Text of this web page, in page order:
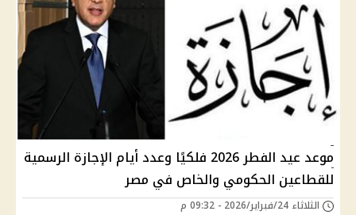
موعد عيد الفطر 2026 فلكيًا وعدد أيام الإجازة الرسمية
للقطاعين الحكومي والخاص في مصر
الثلاثاء 24/فبراير/2026 - 09:32 م